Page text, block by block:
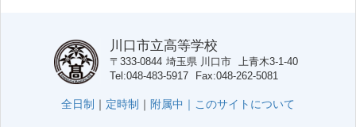
川口市立高等学校
〒333-0844 埼玉県 川口市
上青木3-1-40
Tel 048-483-5917 Fax 048-262-5081
全日制 ｜ 定時制 ｜ 附属中｜ このサイトについて